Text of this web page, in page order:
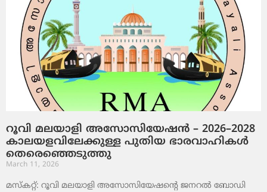
റൂവി മലയാളി അസോസിയേഷൻ – 2026–2028
കാലയളവിലേക്കുള്ള പുതിയ ഭാരവാഹികൾ
തെരെഞ്ഞെടുത്തു
March 11, 2026
മസ്കറ്റ്: റൂവി മലയാളി അസോസിയേഷന്റെ ജനറൽ ബോഡി